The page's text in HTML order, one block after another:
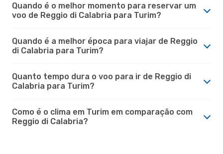
Quando é o melhor momento para reservar um
voo de Reggio di Calabria para Turim?
Quando é a melhor época para viajar de Reggio
di Calabria para Turim?
Quanto tempo dura o voo para ir de Reggio di
Calabria para Turim?
Como é o clima em Turim em comparação com
Reggio di Calabria?